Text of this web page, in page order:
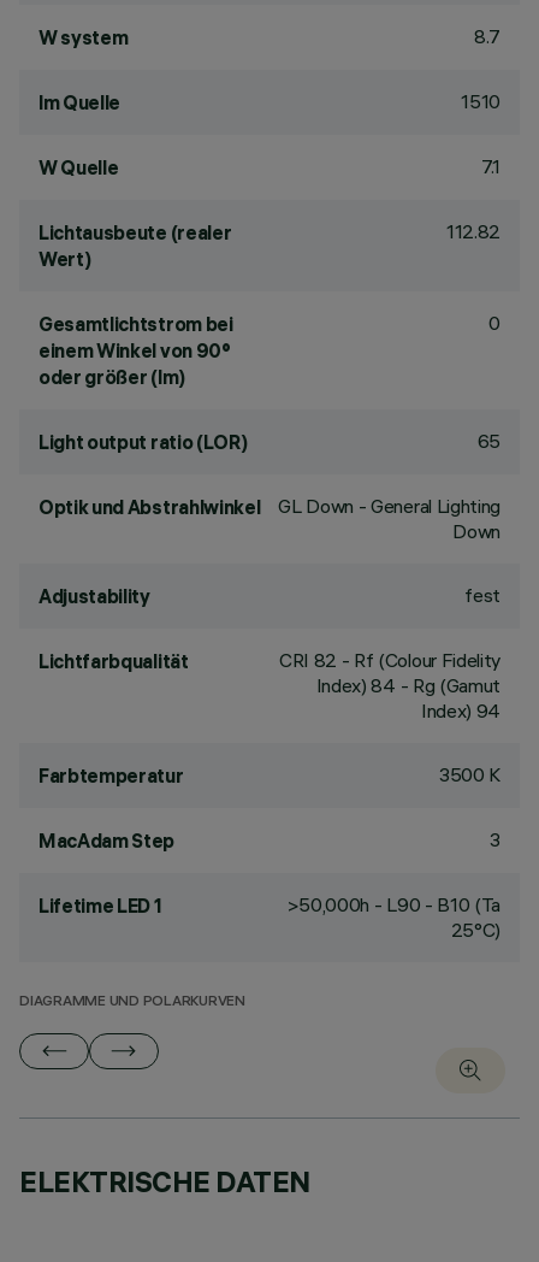
W system 8.7
lm Quelle 1510
W Quelle 7.1
Lichtausbeute (realer
Wert)
112.82
Gesamtlichtstrom bei
einem Winkel von 90°
oder größer (lm)
0
Light output ratio (LOR) 65
Optik und Abstrahlwinkel
GL Down - General Lighting
Down
Adjustability fest
Lichtfarbqualität CRI 82 - Rf (Colour Fidelity
Index) 84 - Rg (Gamut
Index) 94
Farbtemperatur 3500 K
MacAdam Step 3
Lifetime LED 1
>50,000h - L90 - B10 (Ta
25°C)
DIAGRAMME UND POLARKURVEN
ELEKTRISCHE DATEN